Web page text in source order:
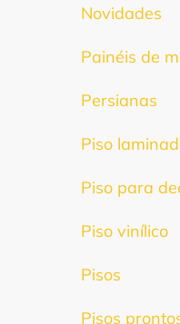
Novidades
Painéis de
Persianas
Piso
Piso para
Piso vinílico
Pisos
Pisos